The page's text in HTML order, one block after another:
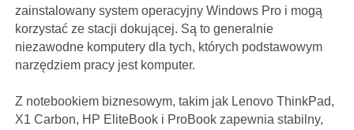
zainstalowany system operacyjny Windows Pro i mogą
korzystać ze stacji dokującej. Są to generalnie
niezawodne komputery dla tych, których podstawowym
narzędziem pracy jest komputer.
Z notebookiem biznesowym, takim jak Lenovo ThinkPad,
X1 Carbon, HP EliteBook i ProBook zapewnia stabilny,